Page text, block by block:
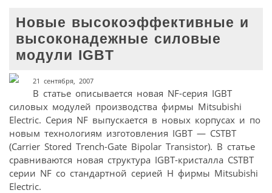
Новые высокоэффективные и
высоконадежные силовые
модули IGBT
21 сентября, 2007
В статье описывается новая NF-серия IGBT
силовых модулей производства фирмы Mitsubishi
Electric. Серия NF выпускается в новых корпусах и по
новым технологиям изготовления IGBT — CSTBT
(Carrier Stored Trench-Gate Bipolar Transistor). В статье
сравниваются новая структура IGBT-кристалла CSTBT
серии NF со стандартной серией Н фирмы Mitsubishi
Electric.